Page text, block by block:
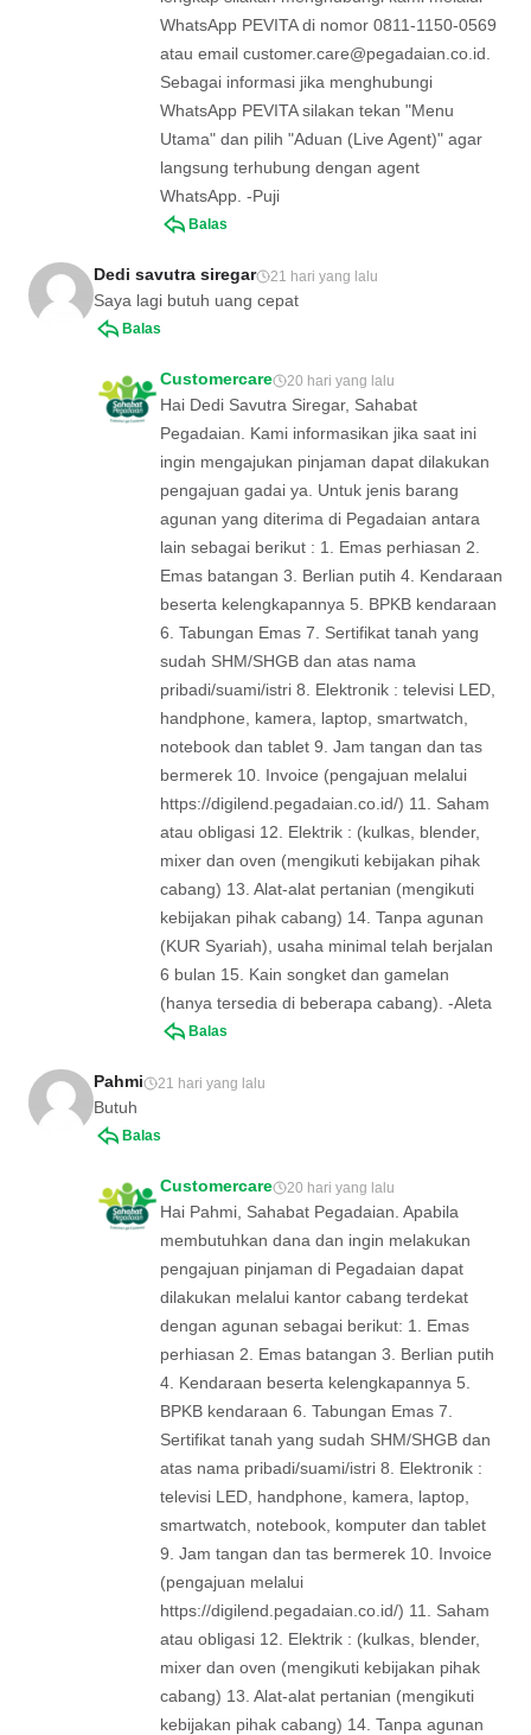
WhatsApp PEVITA di nomor 0811-1150-0569
atau email customer.care@pegadaian.co.id
Sebagai informasi jika menghubungi
WhatsApp PEVITA silakan tekan "Menu
Utama" dan pilih "Aduan (Live Agent)" agar
langsung terhubung dengan agent
WhatsApp. -Puji
Balas
Dedi savutra siregar 21 hari yang lalu
Saya lagi butuh uang cepat
Balas
Customercare 20 hari yang lalu
Hai Dedi Savutra Siregar, Sahabat
Pegadaian. Kami informasikan jika saat ini
ingin mengajukan pinjaman dapat dilakukan
pengajuan gadai ya. Untuk jenis barang
agunan yang diterima di Pegadaian antara
lain sebagai berikut : 1. Emas perhiasan 2.
Emas batangan 3. Berlian putih 4. Kendaraan
beserta kelengkapannya 5. BPKB kendaraan
6. Tabungan Emas 7. Sertifikat tanah yang
sudah SHM/SHGB dan atas nama
pribadi/suami/istri 8. Elektronik : televisi LED,
handphone, kamera, laptop, smartwatch,
notebook dan tablet 9. Jam tangan dan tas
bermerek 10. Invoice (pengajuan melalui
https://digilend.pegadaian.co.id/) 11. Saham
atau obligasi 12. Elektrik : (kulkas, blender,
mixer dan oven (mengikuti kebijakan pihak
cabang) 13. Alat-alat pertanian (mengikuti
kebijakan pihak cabang) 14. Tanpa agunan
(KUR Syariah), usaha minimal telah berjalan
6 bulan 15. Kain songket dan gamelan
(hanya tersedia di beberapa cabang). -Aleta
Balas
Pahmi 21 hari yang lalu
Butuh
Balas
Customercare 20 hari yang lalu
Hai Pahmi, Sahabat Pegadaian. Apabila
membutuhkan dana dan ingin melakukan
pengajuan pinjaman di Pegadaian dapat
dilakukan melalui kantor cabang terdekat
dengan agunan sebagai berikut: 1. Emas
perhiasan 2. Emas batangan 3. Berlian putih
4. Kendaraan beserta kelengkapannya 5.
BPKB kendaraan 6. Tabungan Emas 7.
Sertifikat tanah yang sudah SHM/SHGB dan
atas nama pribadi/suami/istri 8. Elektronik :
televisi LED, handphone, kamera, laptop,
smartwatch, notebook, komputer dan tablet
9. Jam tangan dan tas bermerek 10. Invoice
(pengajuan melalui
https://digilend.pegadaian.co.id/) 11. Saham
atau obligasi 12. Elektrik : (kulkas, blender,
mixer dan oven (mengikuti kebijakan pihak
cabang) 13. Alat-alat pertanian (mengikuti
kebijakan pihak cabang) 14. Tanpa agunan